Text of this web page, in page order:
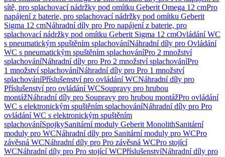
sítě, pro splachovací nádržky pod omítku Geberit Omega 12 cmPro
napájení z baterie, pro splachovací nádržky pod omítku Geberit
Sigma 12 cmNáhradní díly pro Pro napájení z baterie, pro
splachovací nádržky pod omítku Geberit Sigma 12 cmOvládání WC
s pneumatickým spuštěním splachováníNáhradní díly pro Ovládání
WC s pneumatickým spuštěním splachováníPro 2 množství
splachováníNáhradní díly pro Pro 2 množství splachováníPro
1 množství splachováníNáhradní díly pro Pro 1 množství
splachováníPříslušenství pro ovládání WCNáhradní díly pro
Příslušenství pro ovládání WCSoupravy pro hrubou
montážNáhradní díly pro Soupravy pro hrubou montážPro ovládání
WC s elektronickým spuštěním splachováníNáhradní díly pro Pro
ovládání WC s elektronickým spuštěním
splachováníSpojkySanitární moduly Geberit MonolithSanitární
moduly pro WCNáhradní díly pro Sanitární moduly pro WCPro
závěsná WCNáhradní díly pro Pro závěsná WCPro stojící
WCNáhradní díly pro Pro stojící WCPříslušenstvíNáhradní díly pro